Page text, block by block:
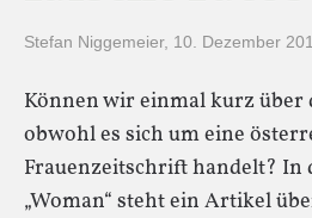
Stefan Niggemeier, 10. Dezember
Können wir einmal kurz über
obwohl es sich um eine
Frauenzeitschrift handelt? In
„Woman“ steht ein Artikel